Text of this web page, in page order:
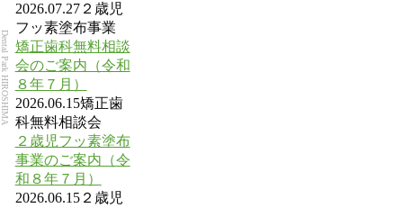
Dental Park HIROSHIMA
2026.07.27２歳児
フッ素塗布事業
矯正歯科無料相談
会のご案内（令和
８年７月）
2026.06.15矯正歯
科無料相談会
２歳児フッ素塗布
事業のご案内（令
和８年７月）
2026.06.15２歳児